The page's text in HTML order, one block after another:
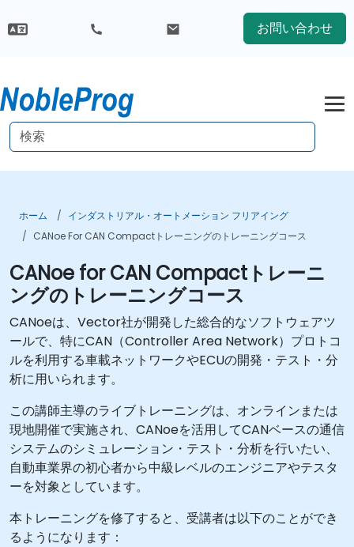
お問い合わせ
ホーム
インダストリアル・オートメーション フリアイング
CANoe For CAN Compactトレーニングのトレーニングコース
CANoe for CAN Compactトレーニ
ングのトレーニングコース
CANoeは、Vector社が開発した総合的なソフトウェアツ
ールで、特にCAN（Controller Area Network）プロトコ
ルを利用する車載ネットワークやECUの開発・テスト・分
析に用いられます。
この講師主導のライブトレーニングは、オンラインまたは
現地開催で実施され、CANoeを活用してCANベースの通信
システムのシミュレーション・テスト・分析を行いたい、
自動車業界の初心者から中級レベルのエンジニアやテスタ
ーを対象としています。
本トレーニングを修了すると、受講者は以下のことができ
るようになります：